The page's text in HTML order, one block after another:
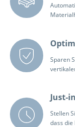
Sparen
Just-
Stellen
dass